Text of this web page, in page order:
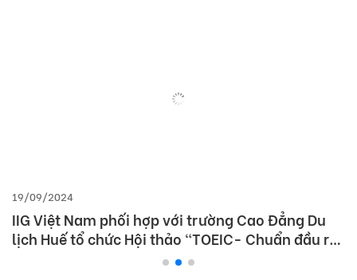
19/09/2024
IIG Việt Nam phối hợp với trường Cao Đẳng Du
lịch Huế tổ chức Hội thảo “TOEIC- Chuẩn đầu ra
tiếng Anh- Bí Quyết chinh phục nhà tuyển dụng”